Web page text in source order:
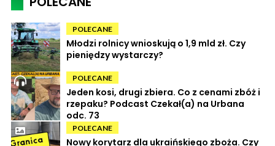
POLECANE
Młodzi rolnicy wnioskują o 1,9 mld zł. Czy
pieniędzy wystarczy?
POLECANE
Jeden kosi, drugi zbiera. Co z cenami zbóż i
rzepaku? Podcast Czekał(a) na Urbana
odc. 73
POLECANE
Nowy korytarz dla ukraińskiego zboża. Czy